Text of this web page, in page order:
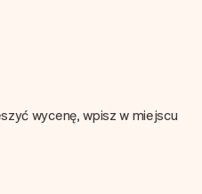
klienta!
wycenę, wpisz w miejscu